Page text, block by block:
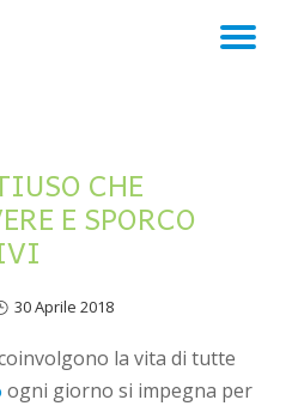
CHE
E SPORCO
30 Aprile 2018
la vita di tutte
ogni giorno si impegna per